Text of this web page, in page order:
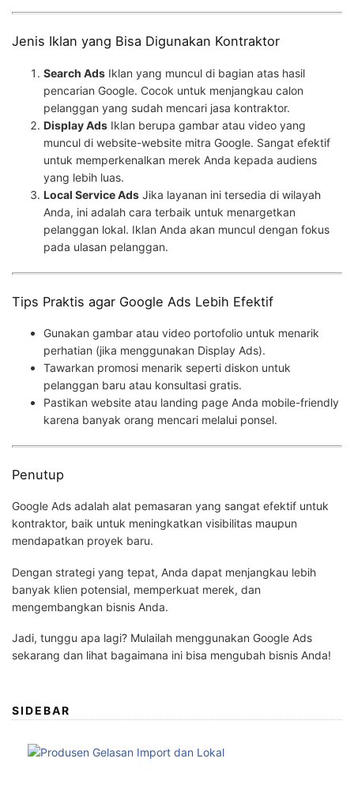
Jenis Iklan yang Bisa Digunakan Kontraktor
Search Ads Iklan yang muncul di bagian atas hasil
pencarian Google. Cocok untuk menjangkau calon
pelanggan yang sudah mencari jasa kontraktor.
Display Ads Iklan berupa gambar atau video yang
muncul di website-website mitra Google. Sangat efektif
untuk memperkenalkan merek Anda kepada audiens
yang lebih luas.
Local Service Ads Jika layanan ini tersedia di wilayah
Anda, ini adalah cara terbaik untuk menargetkan
pelanggan lokal. Iklan Anda akan muncul dengan fokus
pada ulasan pelanggan.
Tips Praktis agar Google Ads Lebih Efektif
Gunakan gambar atau video portofolio untuk menarik
perhatian (jika menggunakan Display Ads).
Tawarkan promosi menarik seperti diskon untuk
pelanggan baru atau konsultasi gratis.
Pastikan website atau landing page Anda mobile-friendly
karena banyak orang mencari melalui ponsel.
Penutup
Google Ads adalah alat pemasaran yang sangat efektif untuk
kontraktor, baik untuk meningkatkan visibilitas maupun
mendapatkan proyek baru.
Dengan strategi yang tepat, Anda dapat menjangkau lebih
banyak klien potensial, memperkuat merek, dan
mengembangkan bisnis Anda.
Jadi, tunggu apa lagi? Mulailah menggunakan Google Ads
sekarang dan lihat bagaimana ini bisa mengubah bisnis Anda!
SIDEBAR